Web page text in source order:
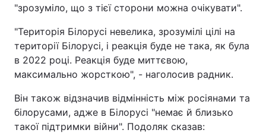
"зрозуміло, що з тієї сторони можна очікувати".
"Територія Білорусі невелика, зрозумілі цілі на
території Білорусі, і реакція буде не така, як була
в 2022 році. Реакція буде миттєвою,
максимально жорсткою", - наголосив радник.
Він також відзначив відмінність між росіянами та
білорусами, адже в Білорусі "немає й близько
такої підтримки війни". Подоляк сказав: